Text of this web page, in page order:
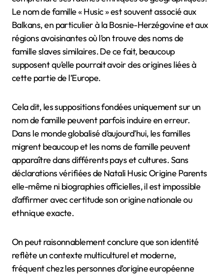
Le nom de famille « Husic » est souvent associé aux
Balkans, en particulier à la Bosnie-Herzégovine et aux
régions avoisinantes où l’on trouve des noms de
famille slaves similaires. De ce fait, beaucoup
supposent qu’elle pourrait avoir des origines liées à
cette partie de l’Europe.
Cela dit, les suppositions fondées uniquement sur un
nom de famille peuvent parfois induire en erreur.
Dans le monde globalisé d’aujourd’hui, les familles
migrent beaucoup et les noms de famille peuvent
apparaître dans différents pays et cultures. Sans
déclarations vérifiées de Natali Husic Origine Parents
elle-même ni biographies officielles, il est impossible
d’affirmer avec certitude son origine nationale ou
ethnique exacte.
On peut raisonnablement conclure que son identité
reflète un contexte multiculturel et moderne,
fréquent chez les personnes d’origine européenne